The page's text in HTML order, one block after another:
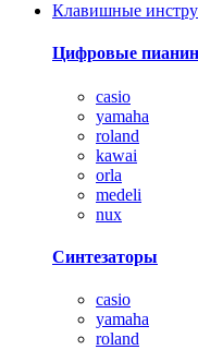
Клавишные
Цифровые
casio
yamaha
roland
kawai
orla
medeli
nux
Синтезаторы
casio
yamaha
roland